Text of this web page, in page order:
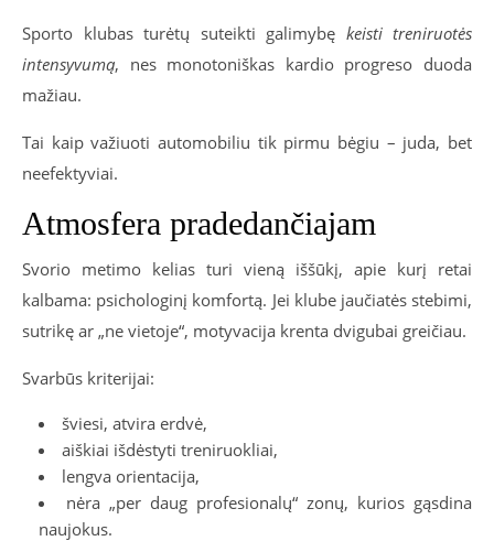
Sporto klubas turėtų suteikti galimybę keisti treniruotės
intensyvumą, nes monotoniškas kardio progreso duoda
mažiau.
Tai kaip važiuoti automobiliu tik pirmu bėgiu – juda, bet
neefektyviai.
Atmosfera pradedančiajam
Svorio metimo kelias turi vieną iššūkį, apie kurį retai
kalbama: psichologinį komfortą. Jei klube jaučiatės stebimi,
sutrikę ar „ne vietoje“, motyvacija krenta dvigubai greičiau.
Svarbūs kriterijai:
šviesi, atvira erdvė,
aiškiai išdėstyti treniruokliai,
lengva orientacija,
nėra „per daug profesionalų“ zonų, kurios gąsdina
naujokus.